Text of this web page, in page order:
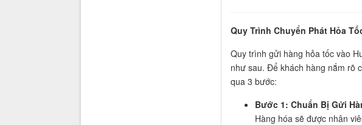
Quy Trình Chuyển Phát Hỏa
Quy trình gửi hàng hỏa tốc vào
như sau. Để khách hàng nắm rõ
qua 3 bước:
Bước 1: Chuẩn Bị Gửi
Hàng hóa sẽ được nhân